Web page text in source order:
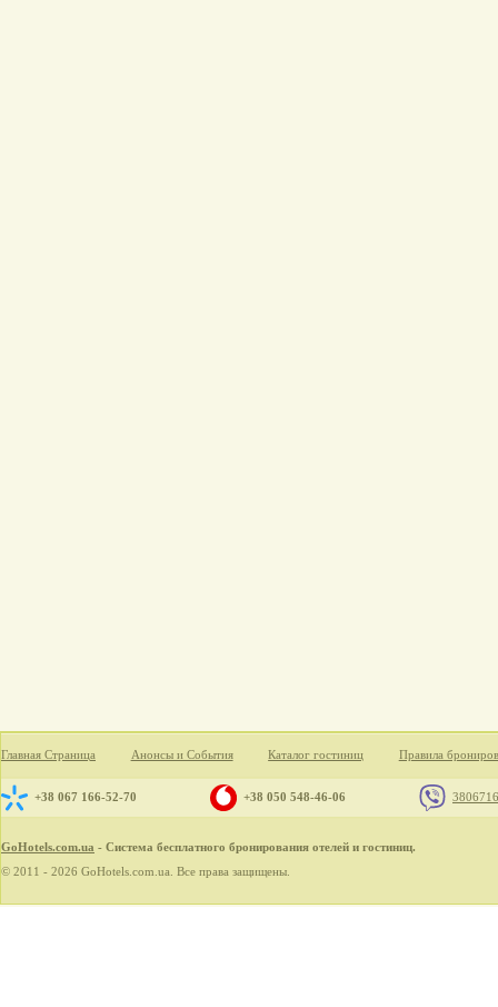
Главная Страница Анонсы и События Каталог гостиниц Правила
+38 067 166-52-70 +38 050 548-46-06
GoHotels.com.ua - Система бесплатного бронирования отелей и гостиниц.
© 2011 - 2026 GoHotels.com.ua. Все права защищены.